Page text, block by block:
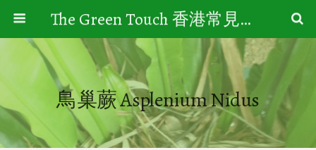
The Green Touch 香港常見樹木園藝生活
鳥巢蕨 Asplenium Nidus